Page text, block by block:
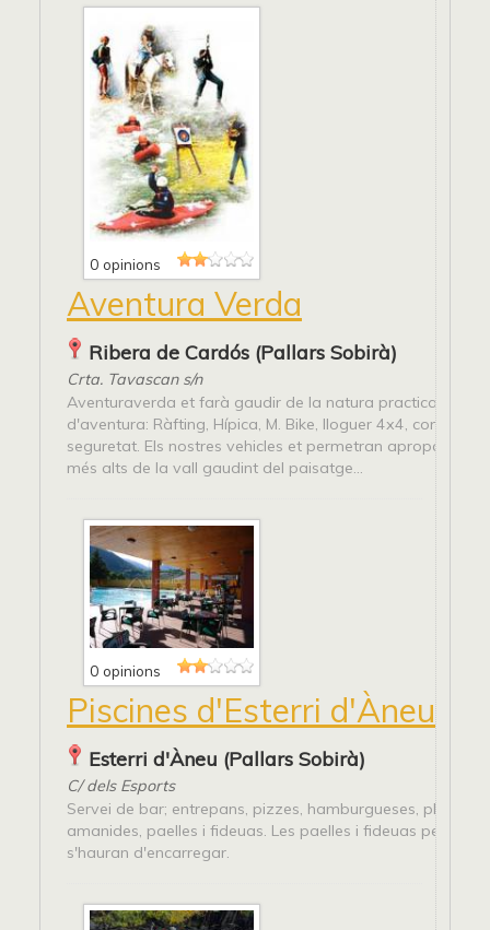
0 opinions
Aventura Verda
Ribera de Cardós (Pallars Sobirà)
Crta. Tavascan s/n
Aventuraverda et farà gaudir de la natura practicant
d'aventura: Ràfting, Hípica, M. Bike, lloguer 4x4,
seguretat. Els nostres vehicles et permetran apropar-te
més alts de la vall gaudint del paisatge...
0 opinions
Piscines d'Esterri d'Àneu
Esterri d'Àneu (Pallars Sobirà)
C/ dels Esports
Servei de bar; entrepans, pizzes, hamburgueses, plats
amanides, paelles i fideuas. Les paelles i fideuas per a
s'hauran d'encarregar.